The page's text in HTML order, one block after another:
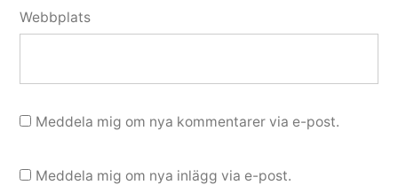
Webbplats
Meddela mig om nya kommentarer via e-post.
Meddela mig om nya inlägg via e-post.